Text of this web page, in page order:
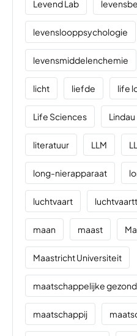
Levend Lab
levenslooppsychologie
levensmiddelenchemie
licht liefde life
Life Sciences Lindau
literatuur LLM
long-nierapparaat
luchtvaart
maan maast
Maastricht Universiteit
maatschappelijke
maatschappij